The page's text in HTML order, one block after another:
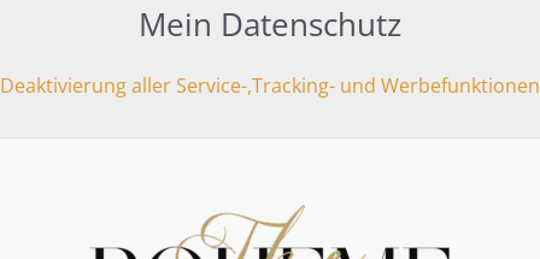
Mein Datenschutz
Deaktivierung aller Service-,Tracking- und Werbefunktionen